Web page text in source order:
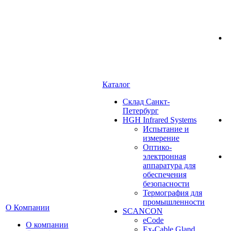
О Компании
О компании
Каталог
Cклад Санкт-
Петербург
HGH Infrared Systems
Испытание и
измерение
Оптико-
электронная
аппаратура для
обеспечения
безопасности
Термография для
промышленности
SCANCON
eCode
Ex-Cable Gland